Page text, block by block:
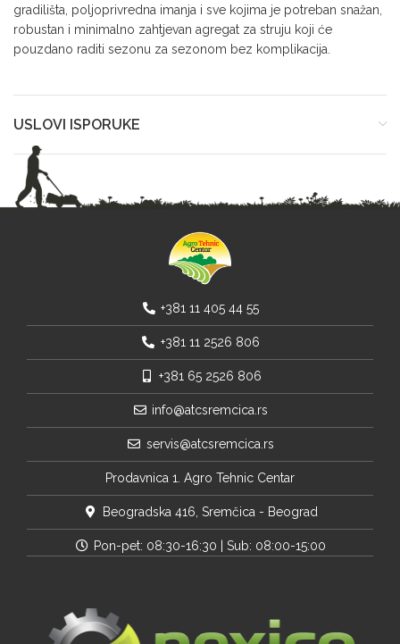
gradilišta, poljoprivredna imanja i sve kojima je potreban snažan,
robustan i minimalno zahtjevan agregat za struju koji će
pouzdano raditi sezonu za sezonom bez komplikacija.
USLOVI ISPORUKE
+381 11 405 44 55
+381 11 2526 806
+381 65 2526 806
info@atcsremcica.rs
servis@atcsremcica.rs
Prodavnica 1. Agro Tehnic Centar
Beogradska 416, Sremčica - Beograd
Pon-pet: 08:30-16:30 | Sub: 08:00-15:00